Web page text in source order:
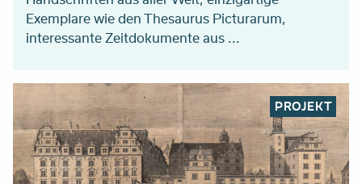
Exemplare wie den Thesaurus Picturarum,
interessante Zeitdokumente aus ...
PROJEKT